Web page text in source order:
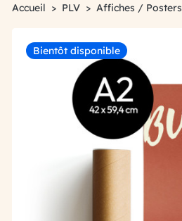
Accueil PLV Affiches / Posters
Bientôt disponible